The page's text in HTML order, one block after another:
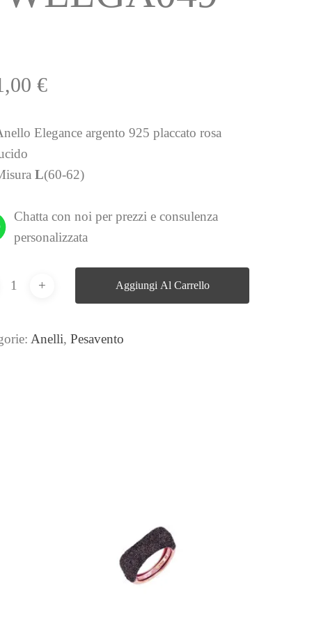
€
Elegance argento 925 placcato rosa
L(60-62)
Chatta con noi per prezzi e consulenza
personalizzata
Aggiungi Al Carrello
Anelli,Pesavento